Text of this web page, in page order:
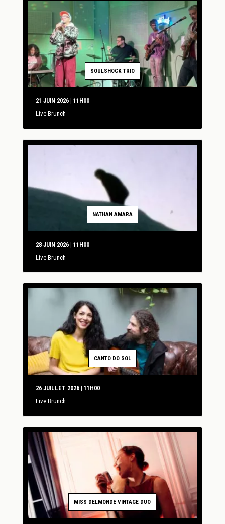
SOULSHOCK TRIO
21 JUIN 2026 | 11H00
Live Brunch
NATHAN AMARA
28 JUIN 2026 | 11H00
Live Brunch
CANTO DO SOL
26 JUILLET 2026 | 11H00
Live Brunch
MISS DELMONDE VINTAGE DUO